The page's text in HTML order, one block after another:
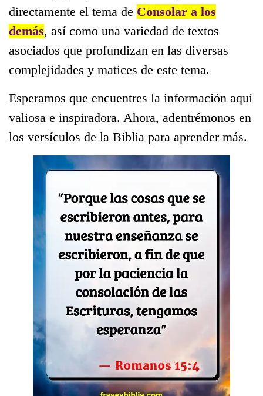
directamente el tema de Consolar a los
demás, así como una variedad de textos
asociados que profundizan en las diversas
complejidades y matices de este tema.
Esperamos que encuentres la información aquí
valiosa e inspiradora. Ahora, adentrémonos en
los versículos de la Biblia para aprender más.